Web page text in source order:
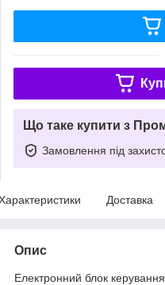
Що таке купити з
Замовлення під
Доставка
Опис
Електронний блок